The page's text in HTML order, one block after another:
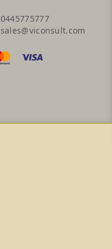
0445775777
sales@viconsult.com